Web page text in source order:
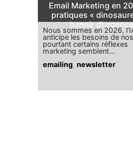
Email Marketing en
pratiques «
bannir d’urgence
Nous sommes en 2026,
anticipe les besoins de
pourtant certains réflexes
marketing semblent…
emailing, newsletter